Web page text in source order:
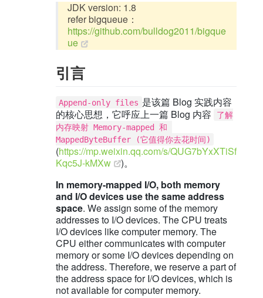
JDK version: 1.8
refer bigqueue：
https://github.com/bulldog2011/bigque
ue
引言
Append-only files 是该篇 Blog 实践内容
的核心思想，它呼应上一篇 Blog 内容
了解
内存映射 Memory-mapped 和
MappedByteBuffer (它值得你去花时间)
(https://mp.weixin.qq.com/s/QUG7bYxXTiSf
Kqc5J-kMXw
)。
In memory-mapped I/O, both memory
and I/O devices use the same address
space. We assign some of the memory
addresses to I/O devices. The CPU treats
I/O devices like computer memory. The
CPU either communicates with computer
memory or some I/O devices depending on
the address. Therefore, we reserve a part of
the address space for I/O devices, which is
not available for computer memory.